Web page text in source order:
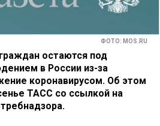
ФОТО: MOS.RU
остаются под
в России из-за
коронавирусом. Об этом
ТАСС со ссылкой на